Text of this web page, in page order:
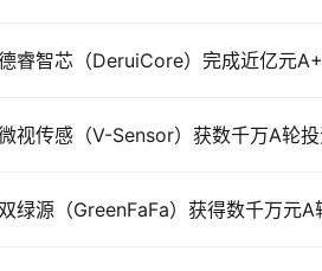
睿智芯（DeruiCore）完成近亿元
视传感（V-Sensor）获数千万A轮
双绿源（GreenFaFa）获得数千万元A